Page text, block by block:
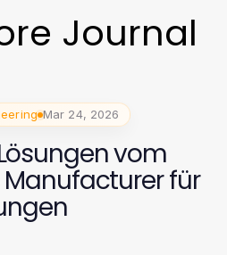
Journal
Mar 24, 2026
vom
Manufacturer für